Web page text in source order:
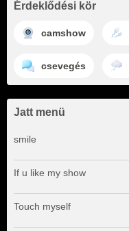
Érdeklődési kör
camshow
csevegés
Jatt menü
smile
If u like my show
Touch myself